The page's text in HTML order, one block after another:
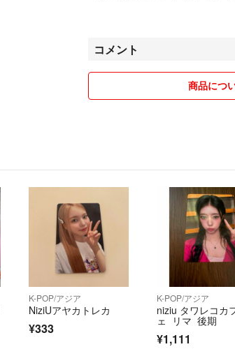
お値下げ不可の商品へのお値下
お値引きは2点以上(同じページ
さ、送料を考慮し発送方法を決
は責任を負いかねますが、郵便
ます。
補償あり・匿名配送への変更は
る方は購入前にコメントお願いい
リアルタイムでのコメントのお
また、普段の生活優先ですので
コメント
商品につ
K-POP/アジア
NiziUアヤカトレカ
¥333
K-POP/アジア
niziu タワレコカ
ェ リマ 後期
¥1,111